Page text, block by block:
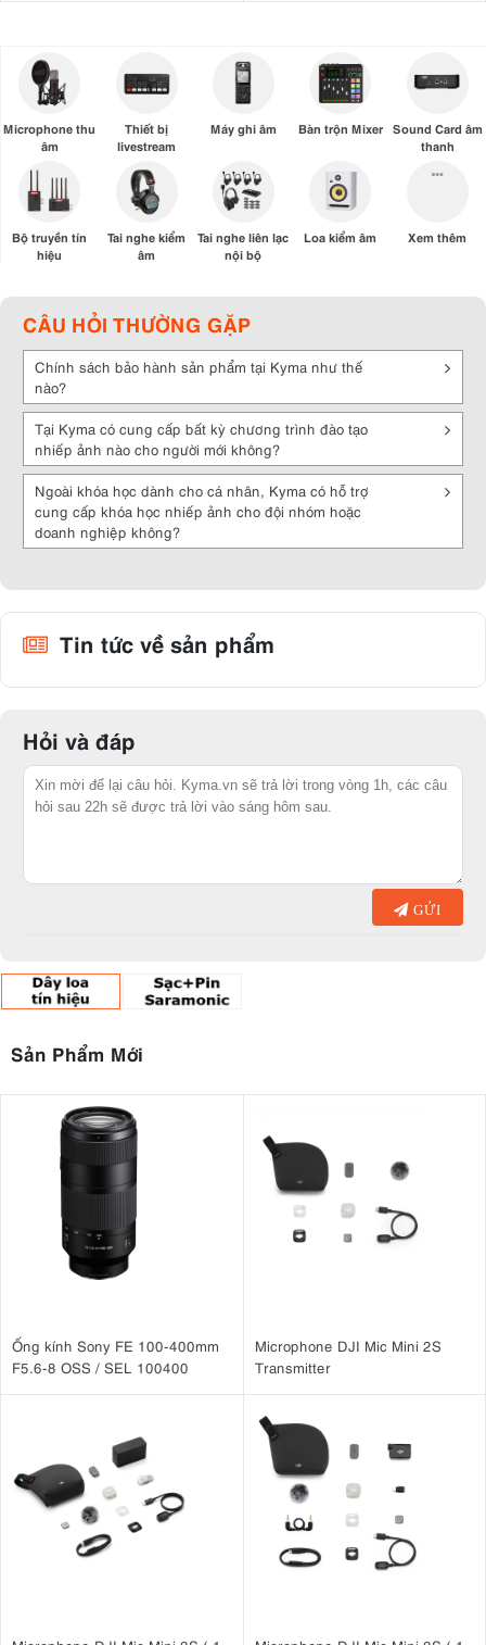
Microphone thu
âm
Thiết bị
livestream
Máy ghi âm Bàn trộn Mixer
Sound Card âm
thanh
Bộ truyền tín
hiệu
Tai nghe kiểm
âm
Tai nghe liên lạc
nội bộ
Loa kiểm âm Xem thêm
CÂU HỎI THƯỜNG GẶP
Chính sách bảo hành sản phẩm tại Kyma như thế
nào?
Tại Kyma có cung cấp bất kỳ chương trình đào tạo
nhiếp ảnh nào cho người mới không?
Ngoài khóa học dành cho cá nhân, Kyma có hỗ trợ
cung cấp khóa học nhiếp ảnh cho đội nhóm hoặc
doanh nghiệp không?
Tin tức về sản phẩm
Hỏi và đáp
GỬI
Sản Phẩm Mới
Ống kính Sony FE 100-400mm
F5.6-8 OSS / SEL 100400
Microphone DJI Mic Mini 2S
Transmitter